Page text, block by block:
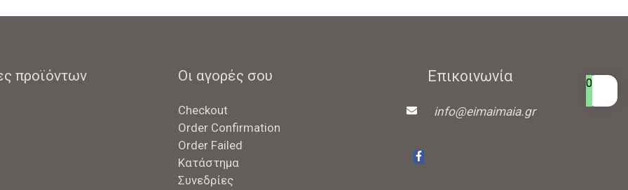
προϊόντων Οι αγορές σου
Checkout
Order Confirmation
Order Failed
Κατάστημα
Συνεδρίες
Επικοινωνία
info@eimaimaia.gr
0